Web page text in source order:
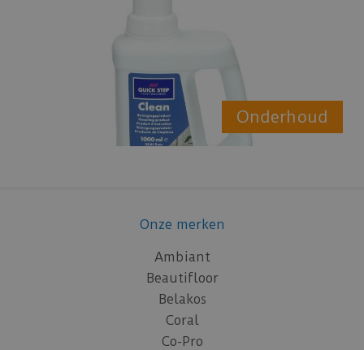
Onderhoud
Onze merken
Ambiant
Beautifloor
Belakos
Coral
Co-Pro